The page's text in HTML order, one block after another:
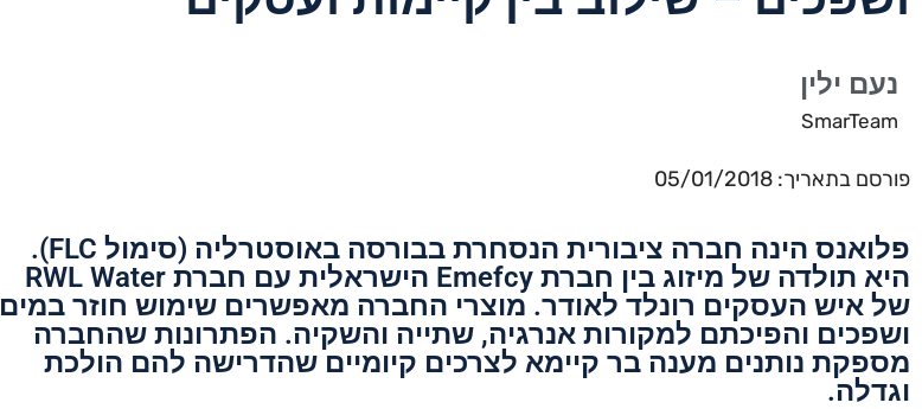
נעם ילין
SmarTeam
פורסם בתאריך: 05/01/2018
פלואנס הינה חברה ציבורית הנסחרת בבורסה באוסטרליה (סימול FLC).
היא תולדה של מיזוג בין חברת Emefcy הישראלית עם חברת RWL Water
של איש העסקים רונלד לאודר. מוצרי החברה מאפשרים שימוש חוזר במים
ושפכים והפיכתם למקורות אנרגיה, שתייה והשקיה. הפתרונות שהחברה
מספקת נותנים מענה בר קיימא לצרכים קיומיים שהדרישה להם הולכת
וגדלה.